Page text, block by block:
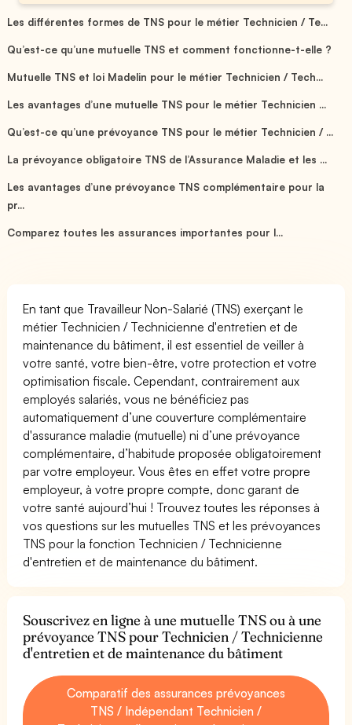
Les différentes formes de TNS pour le métier Technicien / Te...
Qu’est-ce qu’une mutuelle TNS et comment fonctionne-t-elle ?
Mutuelle TNS et loi Madelin pour le métier Technicien / Tech...
Les avantages d’une mutuelle TNS pour le métier Technicien ...
Qu’est-ce qu’une prévoyance TNS pour le métier Technicien / ...
La prévoyance obligatoire TNS de l’Assurance Maladie et les ...
Les avantages d’une prévoyance TNS complémentaire pour la
pr...
Comparez toutes les assurances importantes pour l...
En tant que Travailleur Non-Salarié (TNS) exerçant le
métier Technicien / Technicienne d'entretien et de
maintenance du bâtiment, il est essentiel de veiller à
votre santé, votre bien-être, votre protection et votre
optimisation fiscale. Cependant, contrairement aux
employés salariés, vous ne bénéficiez pas
automatiquement d’une couverture complémentaire
d'assurance maladie (mutuelle) ni d’une prévoyance
complémentaire, d’habitude proposée obligatoirement
par votre employeur. Vous êtes en effet votre propre
employeur, à votre propre compte, donc garant de
votre santé aujourd’hui ! Trouvez toutes les réponses à
vos questions sur les mutuelles TNS et les prévoyances
TNS pour la fonction Technicien / Technicienne
d'entretien et de maintenance du bâtiment.
Souscrivez en ligne à une mutuelle TNS ou à une
prévoyance TNS pour Technicien / Technicienne
d'entretien et de maintenance du bâtiment
Comparatif des assurances prévoyances
TNS / Indépendant Technicien /